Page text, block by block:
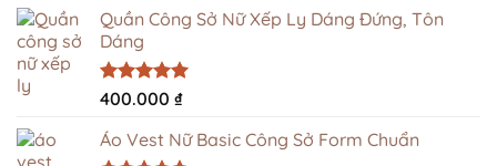
5 sao
Quần Công Sở Nữ Xếp Ly Dáng Đứng, Tôn
Dáng
Được xếp
5 sao
400.000 ₫
Áo Vest Nữ Basic Công Sở Form Chuẩn